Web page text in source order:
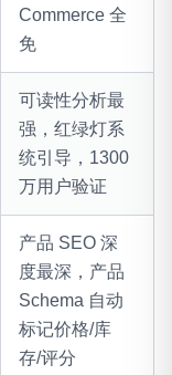
Commerce 全
免
可读性分析最
强，红绿灯系
统引导，1300
万用户验证
产品 SEO 深
度最深，产品
Schema 自动
标记价格/库
存/评分